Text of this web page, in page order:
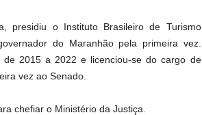
presidiu o Instituto Brasileiro de Turismo
do Maranhão pela primeira vez.
2015 a 2022 e licenciou-se do cargo de
vez ao Senado.
chefiar o Ministério da Justiça.